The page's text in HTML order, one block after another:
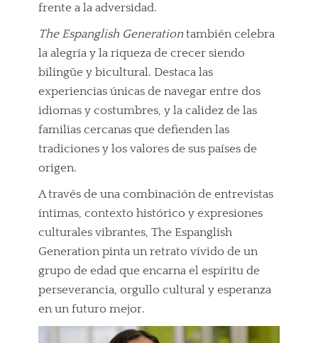
frente a la adversidad.
The Espanglish Generation también celebra
la alegría y la riqueza de crecer siendo
bilingüe y bicultural. Destaca las
experiencias únicas de navegar entre dos
idiomas y costumbres, y la calidez de las
familias cercanas que defienden las
tradiciones y los valores de sus países de
origen.
A través de una combinación de entrevistas
íntimas, contexto histórico y expresiones
culturales vibrantes, The Espanglish
Generation pinta un retrato vívido de un
grupo de edad que encarna el espíritu de
perseverancia, orgullo cultural y esperanza
en un futuro mejor.